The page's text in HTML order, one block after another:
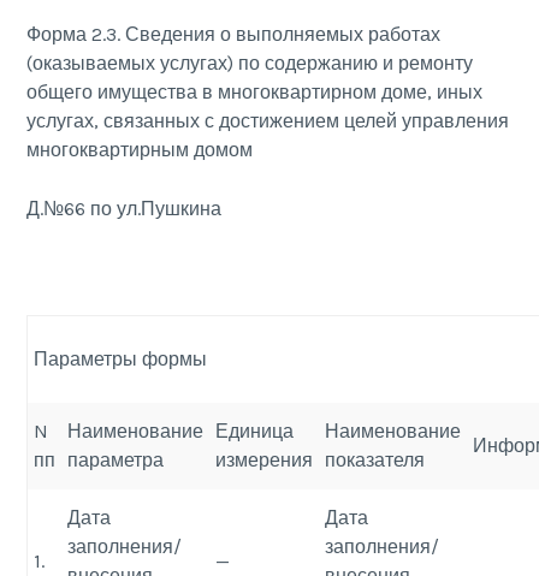
Форма 2.3. Сведения о выполняемых работах
(оказываемых услугах) по содержанию и ремонту
общего имущества в многоквартирном доме, иных
услугах, связанных с достижением целей управления
многоквартирным домом
Д.№66 по ул.Пушкина
Параметры формы
N
пп
Наименование
параметра
Единица
измерения
Наименование
показателя
1.
Дата
заполнения/
—
Дата
заполнения/